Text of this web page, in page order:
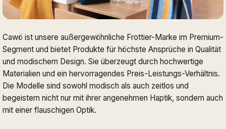
Cawö ist unsere außergewöhnliche Frottier-Marke im Premium-
Segment und bietet Produkte für höchste Ansprüche in Qualität
und modischem Design. Sie überzeugt durch hochwertige
Materialien und ein hervorragendes Preis-Leistungs-Verhältnis.
Die Modelle sind sowohl modisch als auch zeitlos und
begeistern nicht nur mit ihrer angenehmen Haptik, sondern auch
mit einer flauschigen Optik.